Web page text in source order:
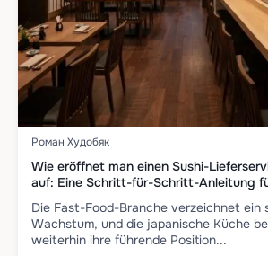
Роман Худобяк
Wie eröffnet man einen Sushi-
auf: Eine Schritt-für-Schritt-Anleitung
Die Fast-Food-Branche verzeichnet ein
Wachstum, und die japanische Küche
weiterhin ihre führende Position...